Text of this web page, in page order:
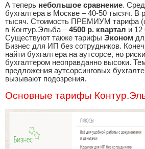
А теперь небольшое сравнение.
бухгалтера в Москве – 40-50 тысяч. В
тысяч. Стоимость ПРЕМИУМ тарифа
в Контур.Эльба –4500 р. квартал и 12
Существуют также тарифы Эконом
Бизнес для ИП без сотрудников.
найти бухгалтера на аутсорсе, но
бухгалтером неоправданно высоки.
предложения аутсорсинговых
вызывают подозрения.
Основные тарифы